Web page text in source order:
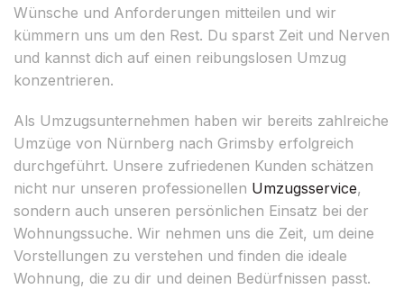
Wünsche und Anforderungen mitteilen und wir
kümmern uns um den Rest. Du sparst Zeit und Nerven
und kannst dich auf einen reibungslosen Umzug
konzentrieren.
Als Umzugsunternehmen haben wir bereits zahlreiche
Umzüge von Nürnberg nach Grimsby erfolgreich
durchgeführt. Unsere zufriedenen Kunden schätzen
nicht nur unseren professionellen Umzugsservice,
sondern auch unseren persönlichen Einsatz bei der
Wohnungssuche. Wir nehmen uns die Zeit, um deine
Vorstellungen zu verstehen und finden die ideale
Wohnung, die zu dir und deinen Bedürfnissen passt.